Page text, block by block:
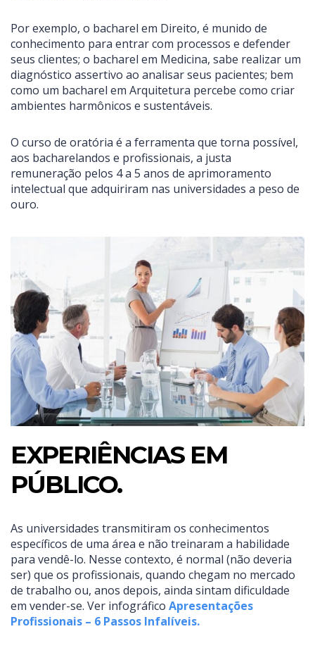
Por exemplo, o bacharel em Direito, é munido de
conhecimento para entrar com processos e defender
seus clientes; o bacharel em Medicina, sabe realizar um
diagnóstico assertivo ao analisar seus pacientes; bem
como um bacharel em Arquitetura percebe como criar
ambientes harmônicos e sustentáveis.
O curso de oratória é a ferramenta que torna possível,
aos bacharelandos e profissionais, a justa
remuneração pelos 4 a 5 anos de aprimoramento
intelectual que adquiriram nas universidades a peso de
ouro.
EXPERIÊNCIAS EM
PÚBLICO.
As universidades transmitiram os conhecimentos
específicos de uma área e não treinaram a habilidade
para vendê-lo. Nesse contexto, é normal (não deveria
ser) que os profissionais, quando chegam no mercado
de trabalho ou, anos depois, ainda sintam dificuldade
em vender-se. Ver infográfico Apresentações
Profissionais – 6 Passos Infalíveis.